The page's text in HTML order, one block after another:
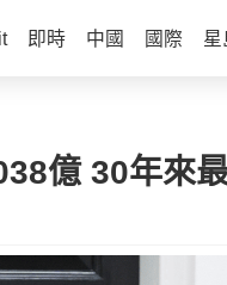
即時 中國 國際 星
億 30年來